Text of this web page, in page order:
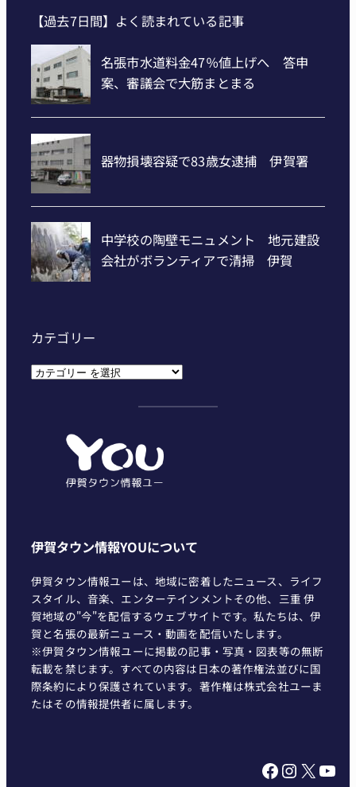
【過去7日間】よく読まれている記事
カテゴリー
カ
伊賀タウン情報YOUについて
伊賀タウン情報ユーは、地域に密着したニュース、ライフ
スタイル、音楽、エンターテインメントその他、三重 伊
賀地域の"今"を配信するウェブサイトです。私たちは、伊
賀と名張の最新ニュース・動画を配信いたします。
※伊賀タウン情報ユーに掲載の記事・写真・図表等の無断
転載を禁じます。すべての内容は日本の著作権法並びに国
際条約により保護されています。著作権は株式会社ユーま
たはその情報提供者に属します。
Facebook InstagramX YouTube